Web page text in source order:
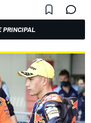
PRINCIPAL